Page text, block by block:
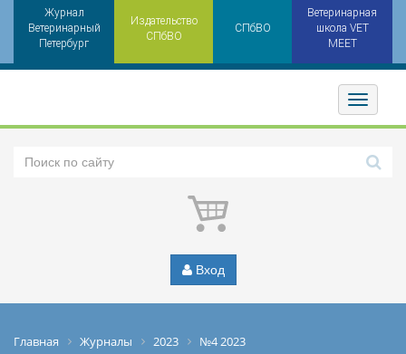
Журнал
Ветеринарный
Петербург
Издательство
СПбВО
СПбВО
Ветеринарная
школа VET
MEET
Toggler
Вход
Главная Журналы 2023
№4 2023